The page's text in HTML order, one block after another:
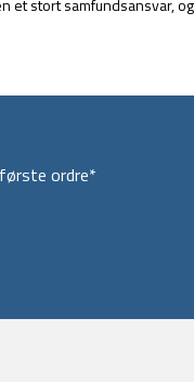
et stort samfundsansvar,
ordre*